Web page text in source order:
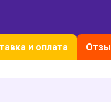
и оплата